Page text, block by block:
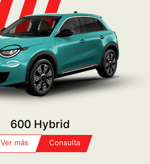
600 Hybrid
Ver más Consulta